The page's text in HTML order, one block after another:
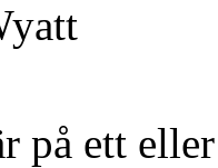
på ett